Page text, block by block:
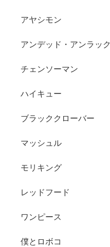
アヤシモン
アンデッド・アンラック
チェンソーマン
ハイキュー
ブラッククローバー
マッシュル
モリキング
レッドフード
ワンピース
僕とロボコ